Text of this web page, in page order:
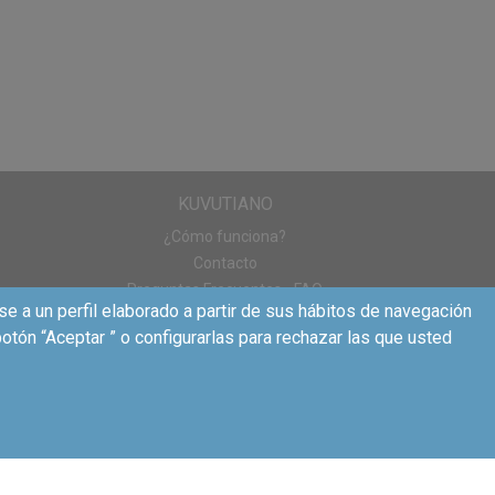
uno sobre
orina” unos 10
y explicarle que
de las noches
KUVUTIANO
¿Cómo funciona?
Contacto
Preguntas Frecuentes - FAQ
a un perfil elaborado a partir de sus hábitos de navegación
“Aceptar ” o configurarlas para rechazar las que usted